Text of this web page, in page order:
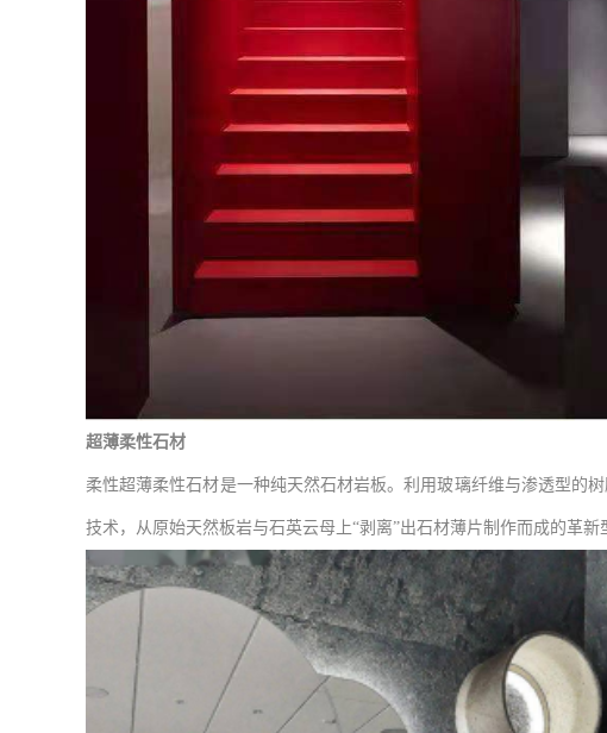
超薄柔性石材
柔性超薄柔性石材是一种纯天然石材岩板。利用玻璃纤维与渗透型的
技术，从原始天然板岩与石英云母上“剥离”出石材薄片制作而成的革新